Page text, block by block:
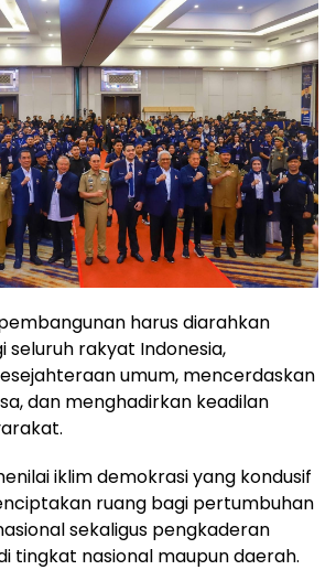
harus diarahkan
seluruh rakyat Indonesia,
umum, mencerdaskan
dan menghadirkan keadilan
iklim demokrasi yang kondusif
ruang bagi pertumbuhan
sekaligus pengkaderan
tingkat nasional maupun daerah.